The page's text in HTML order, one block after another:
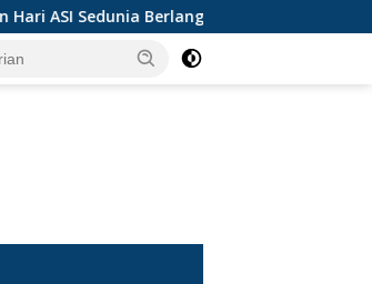
Sedunia Berlangsung Meriah